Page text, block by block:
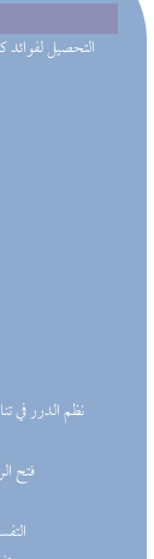
(12) نظم الدرر
(12)
(10)